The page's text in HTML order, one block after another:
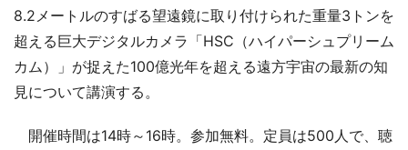
8.2メートルのすばる望遠鏡に取り付けられた重量3トンを
超える巨大デジタルカメラ「HSC（ハイパーシュプリーム
カム）」が捉えた100億光年を超える遠方宇宙の最新の知
見について講演する。
開催時間は14時～16時。参加無料。定員は500人で、聴